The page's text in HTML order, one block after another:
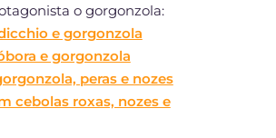
o gorgonzola:
e gorgonzola
e gorgonzola
peras e nozes
cebolas roxas, nozes e